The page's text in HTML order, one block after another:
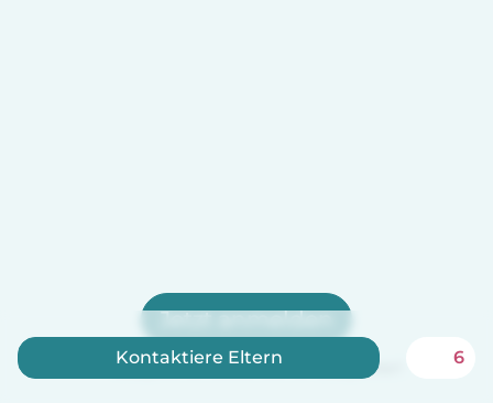
Jetzt anmelden
Babysits ist kostenlos für Babysitter!
Kontaktiere Eltern 6